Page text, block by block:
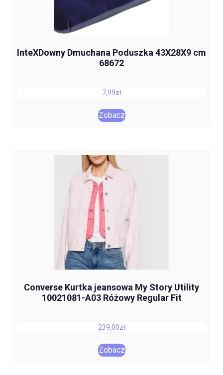
InteXDowny Dmuchana Poduszka 43X28X9 cm
68672
7,99zł
Zobacz
Converse Kurtka jeansowa My Story Utility
10021081-A03 Różowy Regular Fit
239,00zł
Zobacz